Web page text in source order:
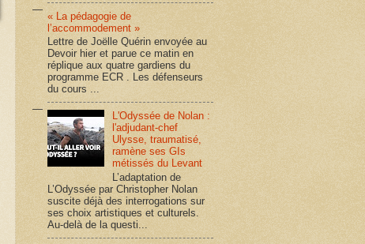
« La pédagogie de
l’accommodement »
Lettre de Joëlle Quérin envoyée au
Devoir hier et parue ce matin en
réplique aux quatre gardiens du
programme ECR . Les défenseurs
du cours ...
L'Odyssée de Nolan :
l'adjudant-chef
Ulysse, traumatisé,
ramène ses GIs
métissés du Levant
L’adaptation de
L’Odyssée par Christopher Nolan
suscite déjà des interrogations sur
ses choix artistiques et culturels.
Au-delà de la questi...